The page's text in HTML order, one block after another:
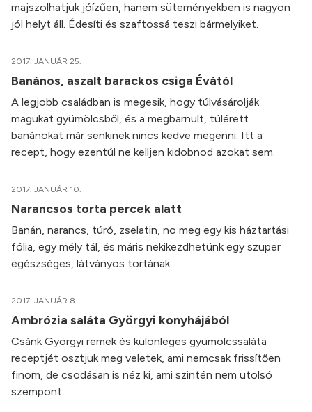
majszolhatjuk jóízűen, hanem süteményekben is nagyon
jól helyt áll. Édesíti és szaftossá teszi bármelyiket.
2017. JANUÁR 25.
Banános, aszalt barackos csiga Évától
A legjobb családban is megesik, hogy túlvásárolják
magukat gyümölcsből, és a megbarnult, túlérett
banánokat már senkinek nincs kedve megenni. Itt a
recept, hogy ezentúl ne kelljen kidobnod azokat sem.
2017. JANUÁR 10.
Narancsos torta percek alatt
Banán, narancs, túró, zselatin, no meg egy kis háztartási
fólia, egy mély tál, és máris nekikezdhetünk egy szuper
egészséges, látványos tortának.
2017. JANUÁR 8.
Ambrózia saláta Györgyi konyhájából
Csánk Györgyi remek és különleges gyümölcssaláta
receptjét osztjuk meg veletek, ami nemcsak frissítően
finom, de csodásan is néz ki, ami szintén nem utolsó
szempont.